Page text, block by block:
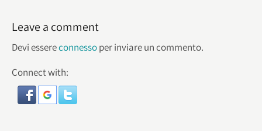
Leave a comment
Devi essereconnessoper inviare un commento.
Connect with: